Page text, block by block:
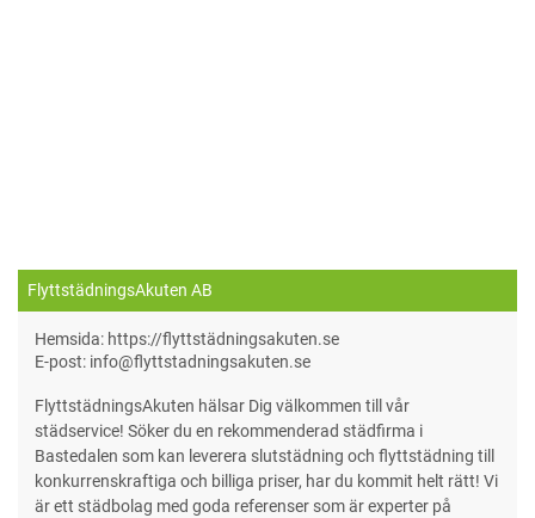
FlyttstädningsAkuten AB
Hemsida: https://flyttstädningsakuten.se
E-post: info@flyttstadningsakuten.se
FlyttstädningsAkuten hälsar Dig välkommen till vår
städservice! Söker du en rekommenderad städfirma i
Bastedalen som kan leverera slutstädning och flyttstädning till
konkurrenskraftiga och billiga priser, har du kommit helt rätt! Vi
är ett städbolag med goda referenser som är experter på